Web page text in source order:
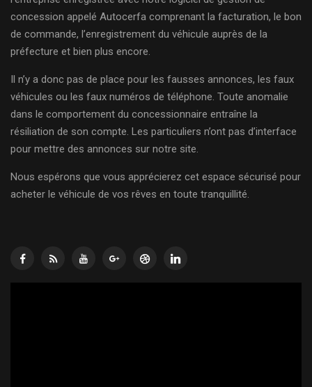
concession appelé Autocerfa comprenant la facturation, le bon
de commande, l’enregistrement du véhicule auprès de la
préfecture et bien plus encore.
Il n’y a donc pas de place pour les fausses annonces, les faux
véhicules ou les faux numéros de téléphone. Toute anomalie
dans le comportement du concessionnaire entraîne la
résiliation de son compte. Les particuliers n’ont pas d’interface
pour mettre des annonces sur notre site.
Nous espérons que vous apprécierez cet espace sécurisé pour
acheter le véhicule de vos rêves en toute tranquillité.